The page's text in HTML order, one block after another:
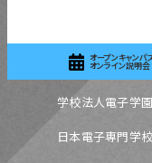
オープンキャンパ
オンライン説明会
学校法人電子学園
日本電子専門学校